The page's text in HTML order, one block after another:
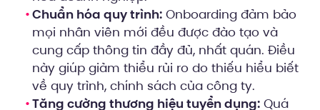
Chuẩn hóa quy trình: Onboarding đảm bảo
mọi nhân viên mới đều được đào tạo và
cung cấp thông tin đầy đủ, nhất quán. Điều
này giúp giảm thiểu rủi ro do thiếu hiểu biết
về quy trình, chính sách của công ty.
Tăng cường thương hiệu tuyển dụng: Quá